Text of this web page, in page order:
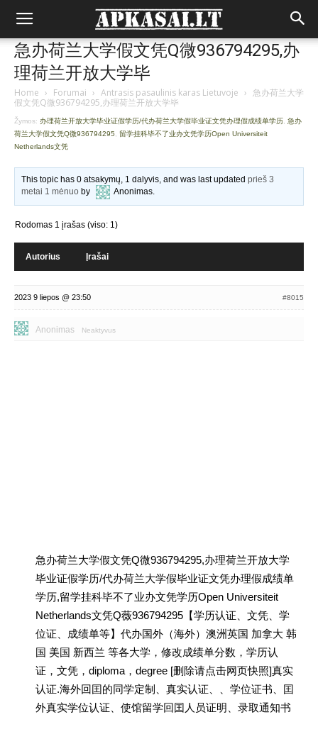
急办荷兰大学假文凭Q微936794295,办
理荷兰开放大学毕
Home › Forumai › Antrasis pasaulinis karas Lietuvoje › 急办荷兰大学
假文凭Q微936794295,办理荷兰开放大学毕
Žymos: 办理荷兰开放大学毕业证假学历/代办荷兰大学假毕业证文凭办理假成绩单学历 急办
荷兰大学假文凭Q微936794295
留学挂科毕不了业办文凭学历Open Universiteit
Netherlands文凭
This topic has 0 atsakymų, 1 dalyvis, and was last updatedprieš 3
metai 1 mėnuo by Anonimas.
Rodomas 1 įrašas (viso: 1)
Autorius Įrašai
2023 9 liepos @ 23:50 #8015
Anonimas Neaktyvus
急办荷兰大学假文凭Q微936794295,办理荷兰开放大学
毕业证假学历/代办荷兰大学假毕业证文凭办理假成绩单
学历,留学挂科毕不了业办文凭学历Open Universiteit
Netherlands文凭Q薇936794295【学历认证、文凭、学
位证、成绩单等】代办国外（海外）澳洲英国 加拿大 韩
国 美国 新西兰 等各大学，修改成绩单分数，学历认
证，文凭，diploma，degree [删除请点击网页快照]真实
认证.海外回囯的同学定制、真实认证、、学位证书、囯
外真实学位认证、使馆留学回囯人员证明、录取通知书